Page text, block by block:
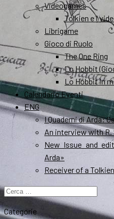
Videogames
Tolkien e i
Librigame
Gioco di Ruolo
The One Ring
Lo Hobbit
Lo Hobbit in
Calendario Eventi
ENG
I Quaderni di Arda:
An interview with
New Issue and
Arda»
Receiver of a
Ricerca
Categorie